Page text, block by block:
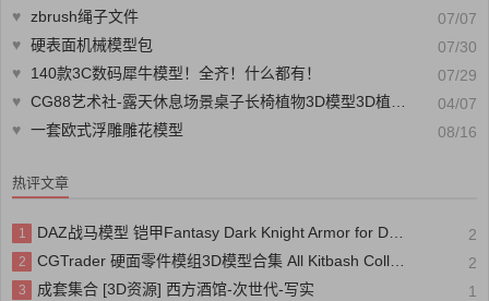
♥ zbrush绳子文件
07/07
♥ 硬表面机械模型包
07/30
♥
140款3C数码犀牛模型！全齐！什么都有！
07/29
♥ CG88艺术社-露天休息场景桌子长椅植物3D模型3D植物模型CG88艺术社
04/07
♥ 一套欧式浮雕雕花模型 08/16
热评文章
1 DAZ战马模型 铠甲Fantasy Dark Knight Armor for DAZ Horse 2 2
2 CGTrader 硬面零件模组3D模型合集 All Kitbash Collection 2
3 成套集合 [3D资源] 西方酒馆-次世代-写实 1